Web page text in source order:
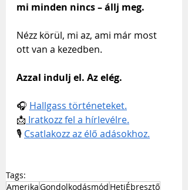
mi minden nincs – állj meg.
Nézz körül, mi az, ami már most
ott van a kezedben.
Azzal indulj el. Az elég.
🎧 Hallgass történeteket.
📩 Iratkozz fel a hírlevélre.
🎙️ Csatlakozz az élő adásokhoz.
Tags:
AmerikaGondolkodásmód HetiÉbresztő